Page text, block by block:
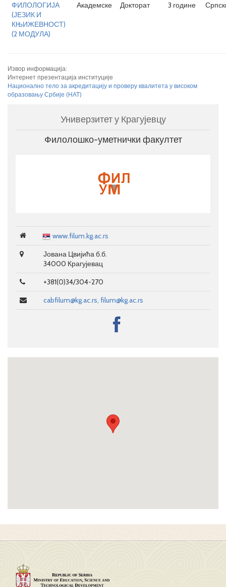
ФИЛОЛОГИЈА
(ЈЕЗИК И
КЊИЖЕВНОСТ)
(2 МОДУЛА)
Академске Докторат 3 године
Извор информација:
Интернет презентација институције
Национално тело за акредитацију и проверу квалитета у високом
образовању Србије (НАТ)
Универзитет у Крагујевцу
Филолошко-уметнички факултет
www.filum.kg.ac.rs
Јована Цвијића б.б.
34000 Крагујевац
+381(0)34/304-270
cabfilum@kg.ac.rs, filum@kg.ac.rs